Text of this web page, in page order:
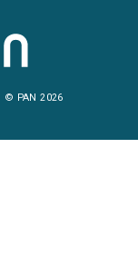
© PAN 2026